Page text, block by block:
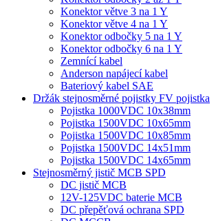
Konektor větve 3 na 1 Y
Konektor větve 4 na 1 Y
Konektor odbočky 5 na 1 Y
Konektor odbočky 6 na 1 Y
Zemnící kabel
Anderson napájecí kabel
Bateriový kabel SAE
Držák stejnosměrné pojistky FV pojistka
Pojistka 1000VDC 10x38mm
Pojistka 1500VDC 10x65mm
Pojistka 1500VDC 10x85mm
Pojistka 1500VDC 14x51mm
Pojistka 1500VDC 14x65mm
Stejnosměrný jistič MCB SPD
DC jistič MCB
12V-125VDC baterie MCB
DC přepěťová ochrana SPD